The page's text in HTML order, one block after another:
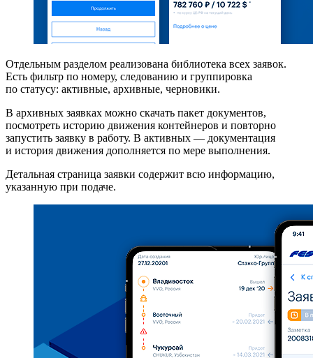
Отдельным разделом реализована библиотека всех заявок.
Есть фильтр по номеру, следованию и группировка
по статусу: активные, архивные, черновики.
В архивных заявках можно скачать пакет документов,
посмотреть историю движения контейнеров и повторно
запустить заявку в работу. В активных — документация
и история движения дополняется по мере выполнения.
Детальная страница заявки содержит всю информацию,
указанную при подаче.